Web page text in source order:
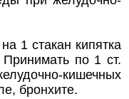
1 стакан кипятка
Принимать по 1 ст.
кишечных
бронхите.